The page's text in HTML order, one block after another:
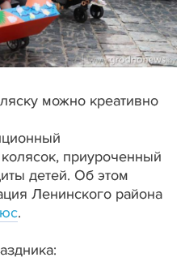
можно креативно
приуроченный
детей. Об этом
Ленинского района
.